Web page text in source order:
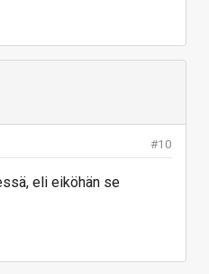
#10
eli eiköhän se